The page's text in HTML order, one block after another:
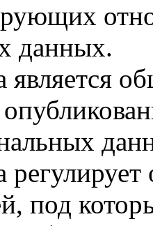
данных.
является
под